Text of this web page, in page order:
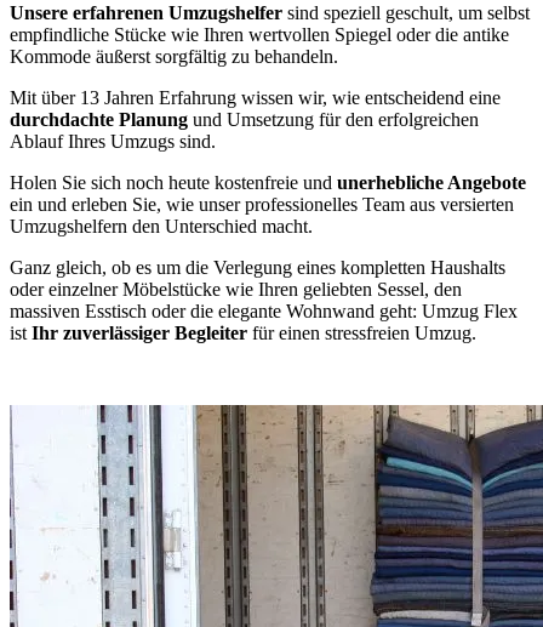
Unsere erfahrenen Umzugshelfer sind speziell geschult, um selbst
empfindliche Stücke wie Ihren wertvollen Spiegel oder die antike
Kommode äußerst sorgfältig zu behandeln.
Mit über 13 Jahren Erfahrung wissen wir, wie entscheidend eine
durchdachte Planung und Umsetzung für den erfolgreichen
Ablauf Ihres Umzugs sind.
Holen Sie sich noch heute kostenfreie und unerhebliche Angebote
ein und erleben Sie, wie unser professionelles Team aus versierten
Umzugshelfern den Unterschied macht.
Ganz gleich, ob es um die Verlegung eines kompletten Haushalts
oder einzelner Möbelstücke wie Ihren geliebten Sessel, den
massiven Esstisch oder die elegante Wohnwand geht: Umzug Flex
ist Ihr zuverlässiger Begleiter für einen stressfreien Umzug.